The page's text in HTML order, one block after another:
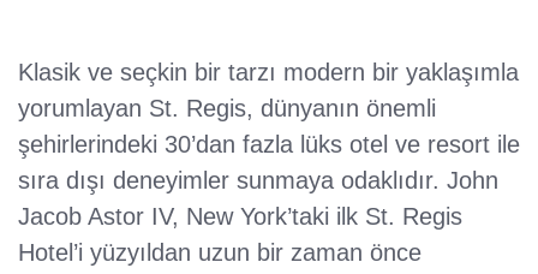
Klasik ve seçkin bir tarzı modern bir yaklaşımla
yorumlayan St. Regis, dünyanın önemli
şehirlerindeki 30’dan fazla lüks otel ve resort ile
sıra dışı deneyimler sunmaya odaklıdır. John
Jacob Astor IV, New York’taki ilk St. Regis
Hotel’i yüzyıldan uzun bir zaman önce